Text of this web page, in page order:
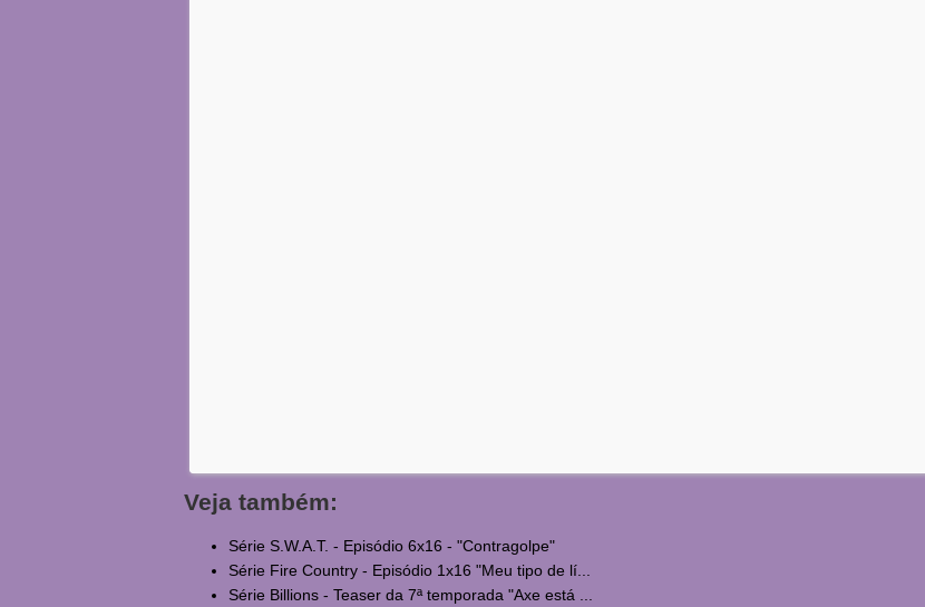
Veja também:
Série S.W.A.T. - Episódio 6x16 - "Contragolpe"
Série Fire Country - Episódio 1x16 "Meu tipo de lí...
Série Billions - Teaser da 7ª temporada "Axe está ...